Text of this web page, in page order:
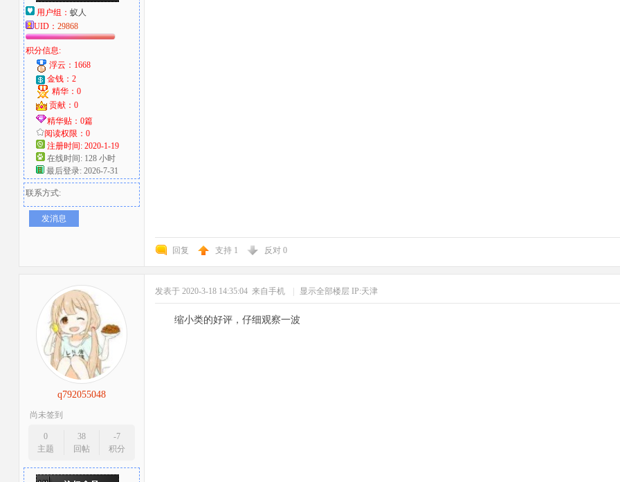
用户组： 蚁人
UID： 29868
积分信息:
浮云：1668
金钱：2
精华：0
贡献：0
精华贴：0篇
阅读权限：0
注册时间: 2020-1-19
在线时间: 128 小时
最后登录: 2026-7-31
联系方式:
发消息
回复 支持 1 反对 0
q792055048
尚未签到
0
主题
38
回帖
-7
积分
发表于 2020-3-18 14:35:04 来自手机 显示全部楼层 IP:天津
缩小类的好评，仔细观察一波